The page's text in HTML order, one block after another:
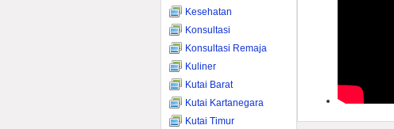
Kesehatan
Konsultasi
Konsultasi Remaja
Kuliner
Kutai Barat
Kutai Kartanegara
Kutai Timur